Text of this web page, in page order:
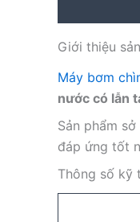
Giới thiệu
Máy bơm
nước có lẫn
Sản phẩm
đáp ứng tốt
Thông số kỹ